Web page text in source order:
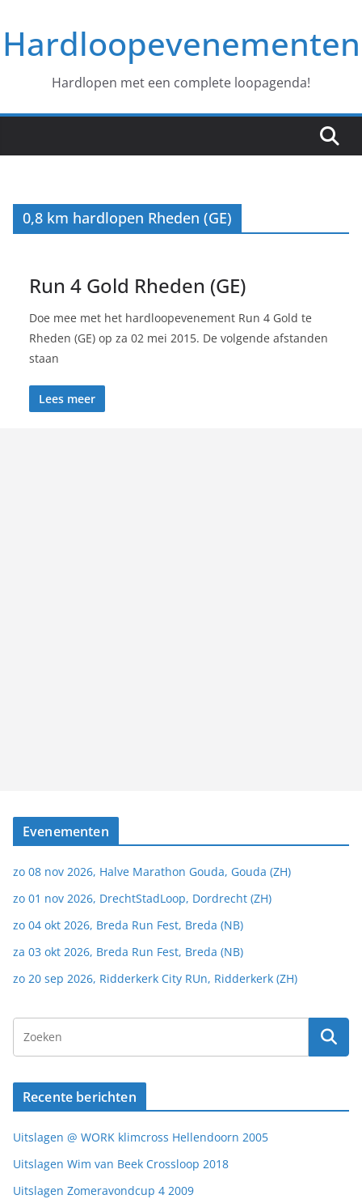
naar
deHardloopevenementen
Hardlopen met een complete loopagenda!
0,8 km hardlopen Rheden (GE)
Run 4 Gold Rheden (GE)
Doe mee met het hardloopevenement Run 4 Gold te
Rheden (GE) op za 02 mei 2015. De volgende afstanden
staan
Lees meer
Evenementen
zo 08 nov 2026, Halve Marathon Gouda, Gouda (ZH)
zo 01 nov 2026, DrechtStadLoop, Dordrecht (ZH)
zo 04 okt 2026, Breda Run Fest, Breda (NB)
za 03 okt 2026, Breda Run Fest, Breda (NB)
zo 20 sep 2026, Ridderkerk City RUn, Ridderkerk (ZH)
Recente berichten
Uitslagen @ WORK klimcross Hellendoorn 2005
Uitslagen Wim van Beek Crossloop 2018
Uitslagen Zomeravondcup 4 2009